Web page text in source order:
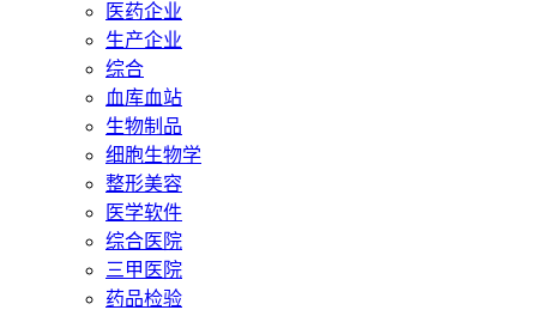
医药企业
生产企业
综合
血库血站
生物制品
细胞生物学
整形美容
医学软件
综合医院
三甲医院
药品检验